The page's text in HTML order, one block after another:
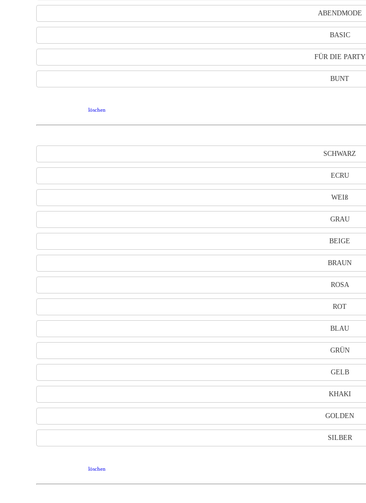
ABENDMODE
BASIC
FÜR DIE PARTY
BUNT
löschen
SCHWARZ
ECRU
WEIß
GRAU
BEIGE
BRAUN
ROSA
ROT
BLAU
GRÜN
GELB
KHAKI
GOLDEN
SILBER
löschen